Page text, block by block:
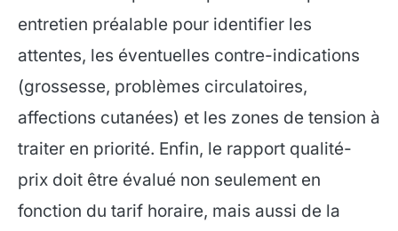
entretien préalable pour identifier les
attentes, les éventuelles contre-indications
(grossesse, problèmes circulatoires,
affections cutanées) et les zones de tension à
traiter en priorité. Enfin, le rapport qualité-
prix doit être évalué non seulement en
fonction du tarif horaire, mais aussi de la